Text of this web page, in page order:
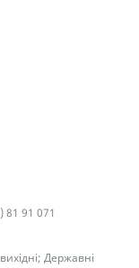
81 91 071
Державні